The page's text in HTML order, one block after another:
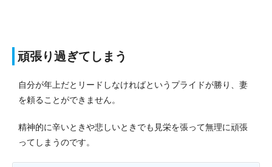
頑張り過ぎてしまう
自分が年上だとリードしなければというプライドが勝り、妻
を頼ることができません。
精神的に辛いときや悲しいときでも見栄を張って無理に頑張
ってしまうのです。